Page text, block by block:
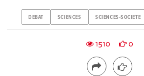
DEBAT SCIENCES SCIENCES-SOCIETE
1510 0